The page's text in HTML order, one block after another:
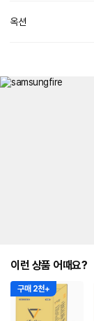
옥션
이런 상품 어때요?
구매 2천+